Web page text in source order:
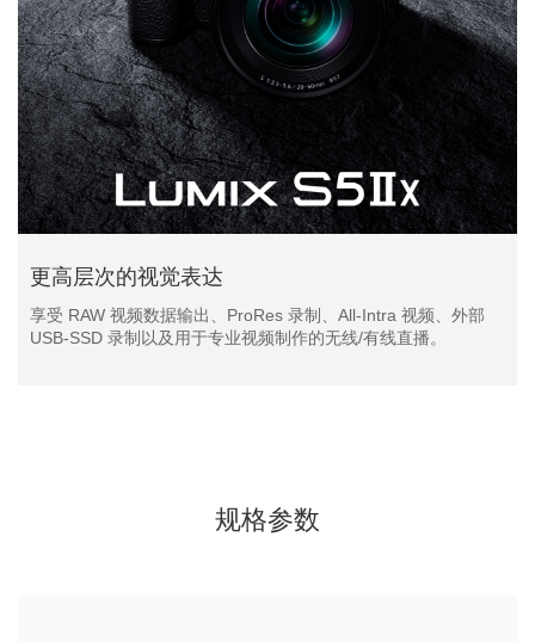
更高层次的视觉表达
享受 RAW 视频数据输出、ProRes 录制、All-Intra 视频、外部
USB-SSD 录制以及用于专业视频制作的无线/有线直播。
规格参数